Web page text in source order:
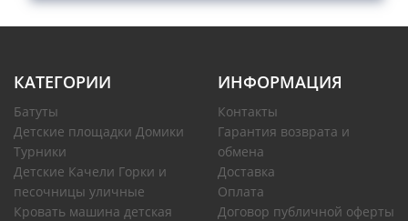
КАТЕГОРИИ
Батуты
Детские площадки Домики
Турники
Детские Качели Горки и
песочницы уличные
Кровать машина детская
ИНФОРМАЦИЯ
Контакты
Гарантия возврата и
обмена
Доставка
Оплата
Договор публичной оферты